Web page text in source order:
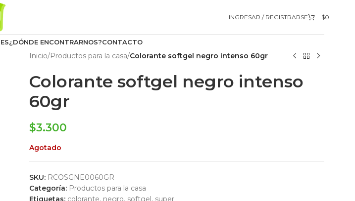
INGRESAR / REGISTRARSE $0
¿DÓNDE ENCONTRARNOS?CONTACTO
Inicio/Productos para la casa/Colorante softgel negro intenso 60gr
Colorante softgel negro intenso
60gr
$3.300
Agotado
SKU: RCOSGNE0060GR
Categoría: Productos para la casa
Etiquetas: colorante, negro, softgel, super